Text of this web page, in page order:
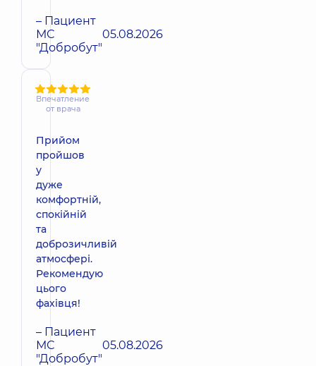
– Пациент
МС
"Добробут"
05.08.2026
Впечатление
от врача
Прийом
пройшов
у
дуже
комфортній,
спокійній
та
доброзичливій
атмосфері.
Рекомендую
цього
фахівця!
– Пациент
МС
"Добробут"
05.08.2026